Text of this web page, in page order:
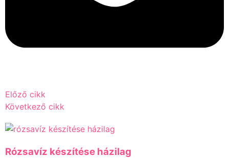
Előző cikk
Következő cikk
Rózsavíz készítése házilag